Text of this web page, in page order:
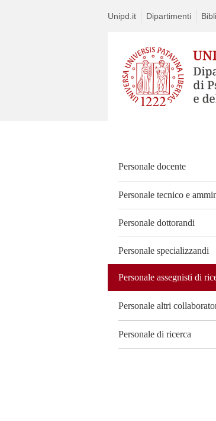
Unipd.it Dipartimenti
Personale docente
Personale tecnico e
Personale dottorandi
Personale specializzandi
Personale assegnisti di
Personale altri
Personale di ricerca